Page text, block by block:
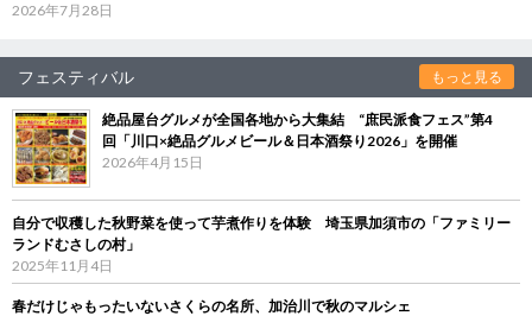
2026年7月28日
フェスティバル もっと見る
絶品屋台グルメが全国各地から大集結 “庶民派食フェス”第4
回「川口×絶品グルメビール＆日本酒祭り2026」を開催
2026年4月15日
自分で収穫した秋野菜を使って芋煮作りを体験 埼玉県加須市の「ファミリー
ランドむさしの村」
2025年11月4日
春だけじゃもったいないさくらの名所、加治川で秋のマルシェ